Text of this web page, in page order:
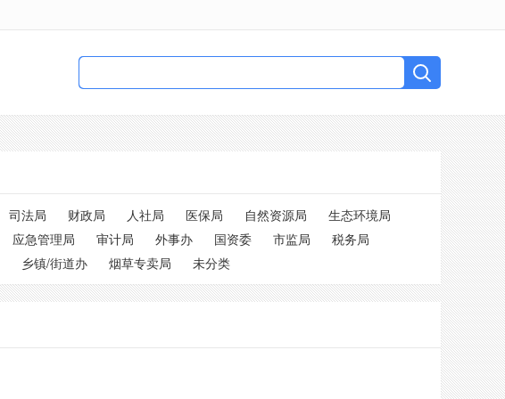
司法局 财政局 人社局 医保局 自然资源局
生态环境局
应急管理局 审计局 外事办 国资委 市监局
税务局
乡镇/街道办 烟草专卖局 未分类